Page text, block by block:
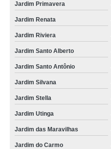
Jardim Primavera
Jardim Renata
Jardim Riviera
Jardim Santo Alberto
Jardim Santo Antônio
Jardim Silvana
Jardim Stella
Jardim Utinga
Jardim das Maravilhas
Jardim do Carmo